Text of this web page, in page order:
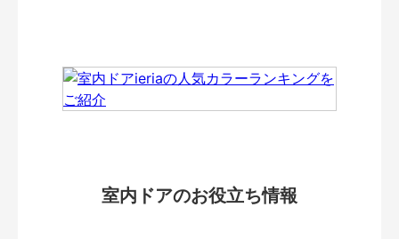
室内ドアのお役立ち情報